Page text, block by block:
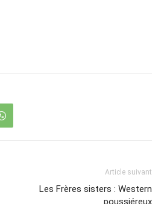
Article suivant
Les Frères sisters : Western